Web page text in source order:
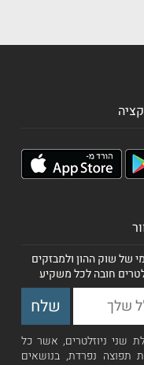
של שוק ההון ולמבזקים
חובה לכל משקיע
שני ניוזלטרים, אשר כל
תפוצה נפרדת, בנושאים